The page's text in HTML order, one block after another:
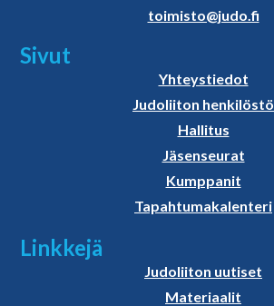
toimisto@judo.fi
Sivut
Yhteystiedot
Judoliiton henkilöstö
Hallitus
Jäsenseurat
Kumppanit
Tapahtumakalenteri
Linkkejä
Judoliiton uutiset
Materiaalit